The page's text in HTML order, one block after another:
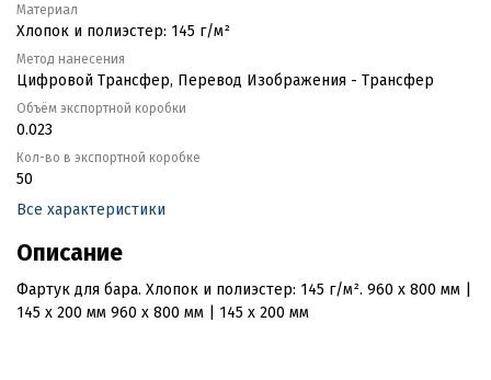
Материал
Хлопок и полиэстер: 145 г/м²
Метод нанесения
Цифровой Трансфер, Перевод Изображения - Трансфер
Объём экспортной коробки
0.023
Кол-во в экспортной коробке
50
Все характеристики
Описание
Фартук для бара. Хлопок и полиэстер: 145 г/м². 960 x 800 мм |
145 x 200 мм 960 x 800 мм | 145 x 200 мм